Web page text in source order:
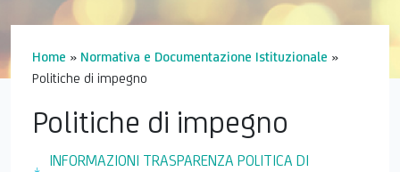
Home » Normativa e Documentazione Istituzionale »
Politiche di impegno
Politiche di impegno
INFORMAZIONI TRASPARENZA POLITICA DI